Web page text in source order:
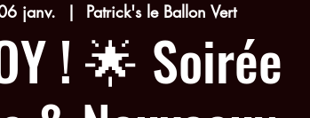
janv.
  |
Patrick's le Ballon Vert
! 🌟 Soirée